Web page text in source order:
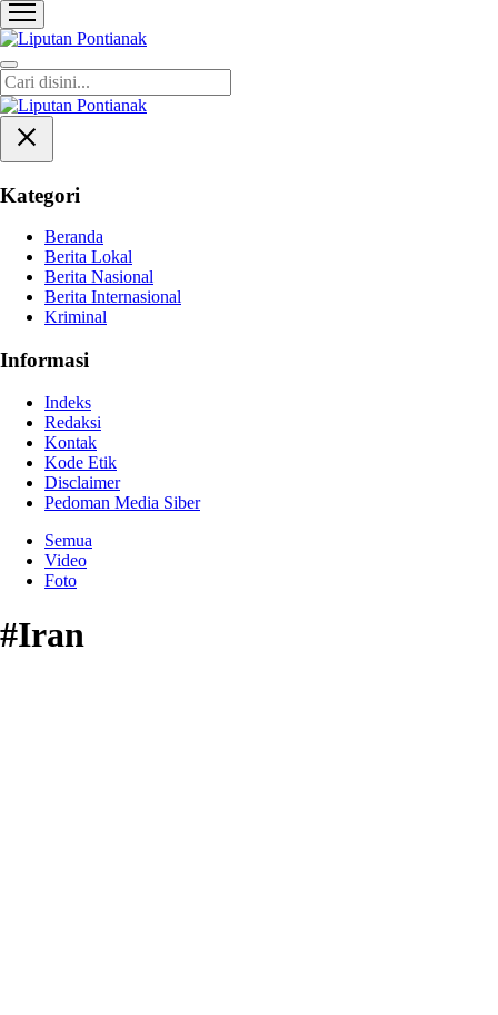
Liputan Pontianak
Berita Terkini dan TerUpdate
Kategori
Beranda
Berita Lokal
Berita Nasional
Berita Internasional
Kriminal
Informasi
Indeks
Redaksi
Kontak
Kode Etik
Disclaimer
Pedoman Media Siber
Semua
Video
Foto
#Iran